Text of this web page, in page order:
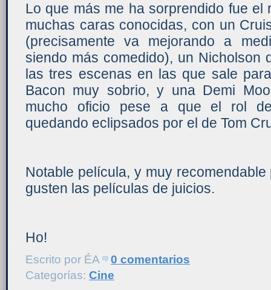
Lo que más me ha sorprendido fue el
muchas caras conocidas, con un
(precisamente va mejorando a
siendo más comedido), un Nicholson
las tres escenas en las que sale
Bacon muy sobrio, y una Demi
mucho oficio pese a que el rol
quedando eclipsados por el de Tom
Notable película, y muy
gusten las películas de juicios.
Ho!
Escrito por ÉA
0 comentarios
Categorías: Cine